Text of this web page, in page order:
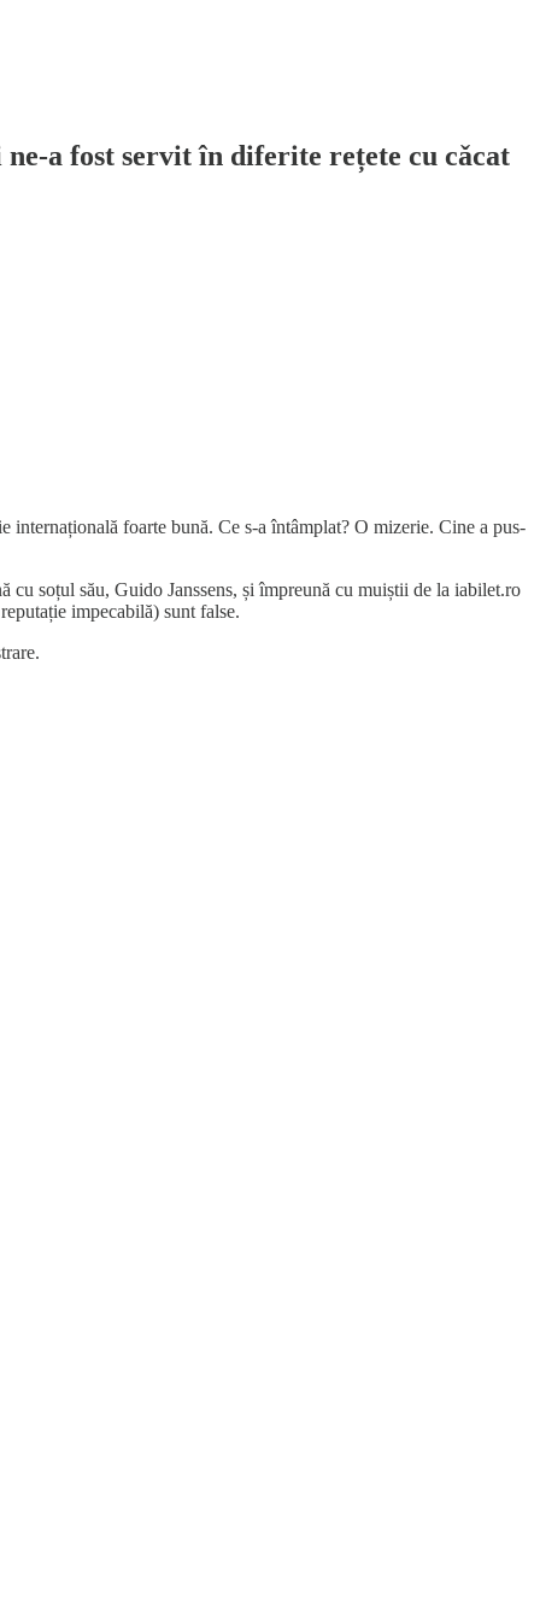
a fost servit în diferite rețete cu cǎcat
internațională foarte bună. Ce s-a întâmplat? O mizerie. Cine a pus-
soțul său, Guido Janssens, și împreună cu muiștii de la iabilet.ro
impecabilă) sunt false.